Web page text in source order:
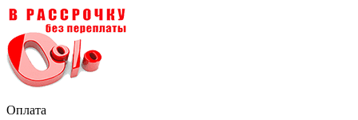
Оплата